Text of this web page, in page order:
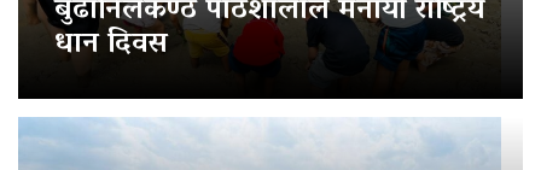
बुढानिलकण्ठ पाठशालाले मनायो राष्ट्रिय
धान दिवस